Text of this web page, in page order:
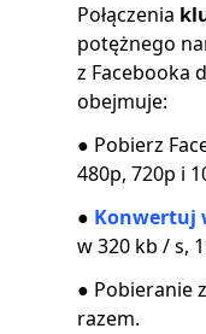
Połączenia
potężnego
z Facebooka
obejmuje:
● Pobierz
480p, 720p i
● Konwertuj
w 320 kb / s,
● Pobieranie
razem.